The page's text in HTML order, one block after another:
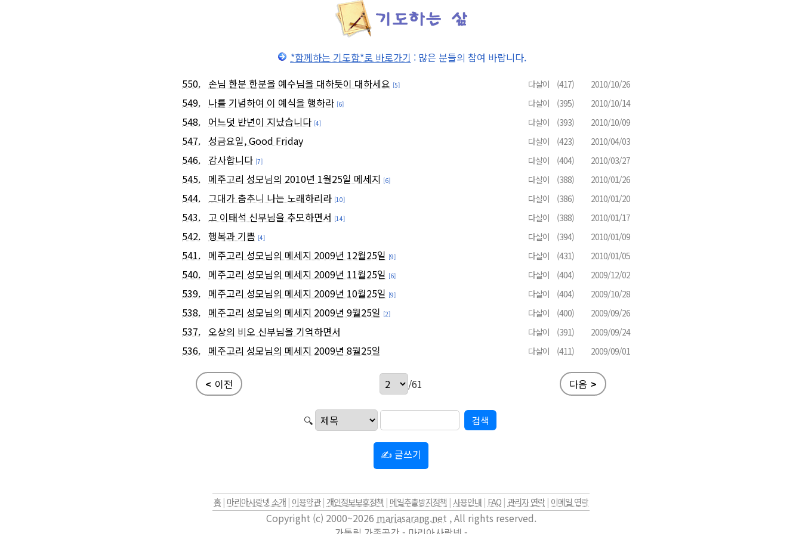
*함께하는 기도함*로 바로가기 : 많은 분들의 참여 바랍니다.
550. 손님 한분 한분을 예수님을 대하듯이 대하세요 [5] 다살이 (417) 2010/10/26
549. 나를 기념하여 이 예식을 행하라 [6] 다살이 (395) 2010/10/14
548. 어느덧 반년이 지났습니다 [4] 다살이 (393) 2010/10/09
547. 성금요일, Good Friday 다살이 (423) 2010/04/03
546. 감사합니다 [7] 다살이 (404) 2010/03/27
545. 메주고리 성모님의 2010년 1월25일 메세지 [6] 다살이 (388) 2010/01/26
544. 그대가 춤추니 나는 노래하리라 [10] 다살이 (386) 2010/01/20
543. 고 이태석 신부님을 추모하면서 [14] 다살이 (388) 2010/01/17
542. 행복과 기쁨 [4] 다살이 (394) 2010/01/09
541. 메주고리 성모님의 메세지 2009년 12월25일 [9] 다살이 (431) 2010/01/05
540. 메주고리 성모님의 메세지 2009년 11월25일 [6] 다살이 (404) 2009/12/02
539. 메주고리 성모님의 메세지 2009년 10월25일 [9] 다살이 (404) 2009/10/28
538. 메주고리 성모님의 메세지 2009년 9월25일 [2] 다살이 (400) 2009/09/26
537. 오상의 비오 신부님을 기억하면서 다살이 (391) 2009/09/24
536. 메주고리 성모님의 메세지 2009년 8월25일 다살이 (411) 2009/09/01
< 이전 /61 다음 >
🔍
✍ 글쓰기
홈 | 마리아사랑넷 소개 | 이용약관 | 개인정보보호정책 | 메일추출방지정책 | 사용안내 | FAQ | 관리자 연락 | 이메일 연락
Copyright (c) 2000~2026 mariasarang.net , All rights reserved.